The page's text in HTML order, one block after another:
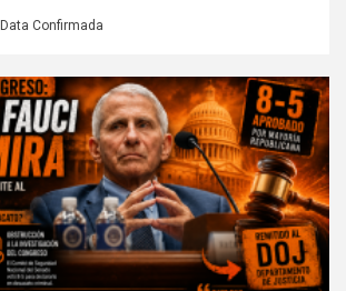
Data Confirmada